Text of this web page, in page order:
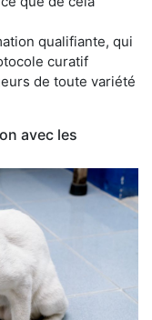
qualifiante, qui
curatif
de toute variété
avec les